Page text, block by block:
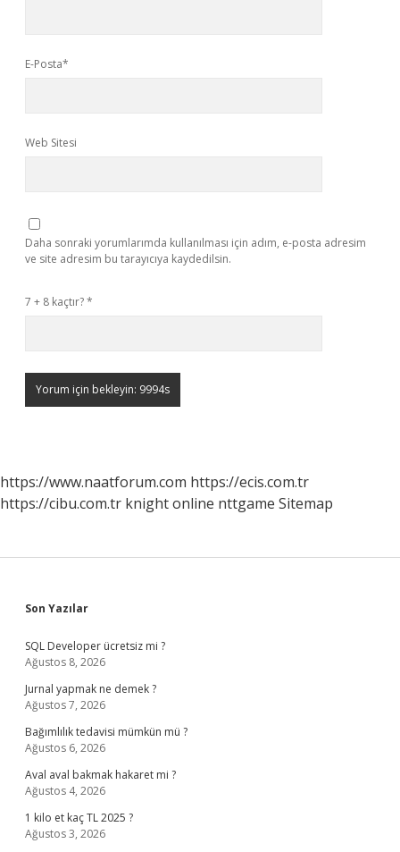
E-Posta*
Web Sitesi
Daha sonraki yorumlarımda kullanılması için adım, e-posta adresim
ve site adresim bu tarayıcıya kaydedilsin.
7 + 8 kaçtır?*
https://www.naatforum.com https://ecis.com.tr
https://cibu.com.tr knight online nttgame Sitemap
Sidebar
Son Yazılar
SQL Developer ücretsiz mi ?
Ağustos 8, 2026
Jurnal yapmak ne demek ?
Ağustos 7, 2026
Bağımlılık tedavisi mümkün mü ?
Ağustos 6, 2026
Aval aval bakmak hakaret mi ?
Ağustos 4, 2026
1 kilo et kaç TL 2025 ?
Ağustos 3, 2026